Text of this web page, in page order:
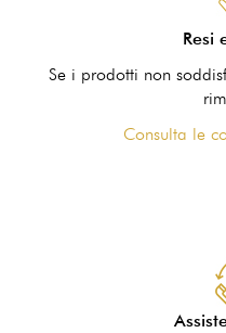
Resi
Se i prodotti non
Consulta le